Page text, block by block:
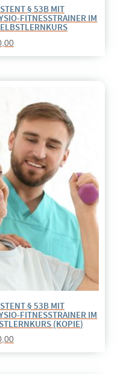
§ 53B MIT
FITNESSTRAINER IM
§ 53B MIT
FITNESSTRAINER IM
(KOPIE)